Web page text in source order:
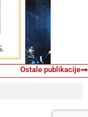
Ostale publikacije